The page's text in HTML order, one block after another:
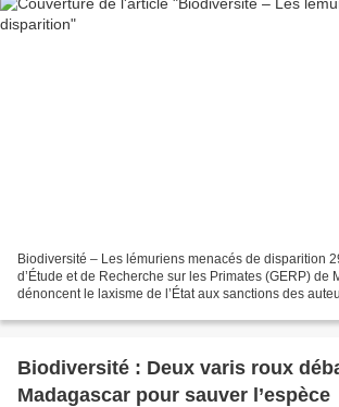
Biodiversité – Les lémuriens menacés de disparition
d’Étude et de Recherche sur les Primates (GERP) de
dénoncent le laxisme de l’État aux sanctions des
Biodiversité : Deux varis roux
Madagascar pour sauver l’espèce